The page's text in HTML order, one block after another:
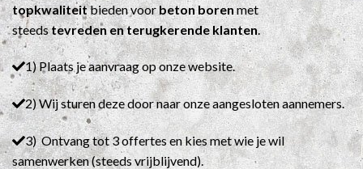
topkwaliteitbieden voorbeton borenmet
steedstevreden en terugkerende klanten.
1) Plaats je aanvraag op onze website.
2) Wij sturen deze door naar onze aangesloten aannemers.
3) Ontvang tot 3 offertes en kies met wie je wil
samenwerken (steeds vrijblijvend).